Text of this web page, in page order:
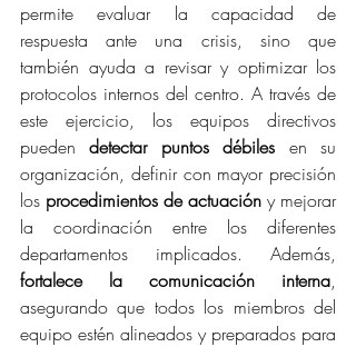
permite evaluar la capacidad de
respuesta ante una crisis, sino que
también ayuda a revisar y optimizar los
protocolos internos del centro. A través de
este ejercicio, los equipos directivos
pueden detectar puntos débiles en su
organización, definir con mayor precisión
los procedimientos de actuación y mejorar
la coordinación entre los diferentes
fortalece la comunicación interna,
asegurando que todos los miembros del
equipo estén alineados y preparados para